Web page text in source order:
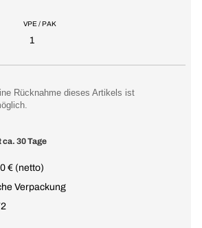
VPE / PAK
1
Rücknahme dieses Artikels ist
30 Tage
€ (netto)
Verpackung